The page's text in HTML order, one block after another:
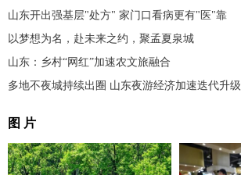
山东开出强基层"处方" 家门口看病更有"医"靠
以梦想为名，赴未来之约，聚孟夏泉城
山东：乡村“网红”加速农文旅融合
多地不夜城持续出圈 山东夜游经济加速迭代升级
图 片